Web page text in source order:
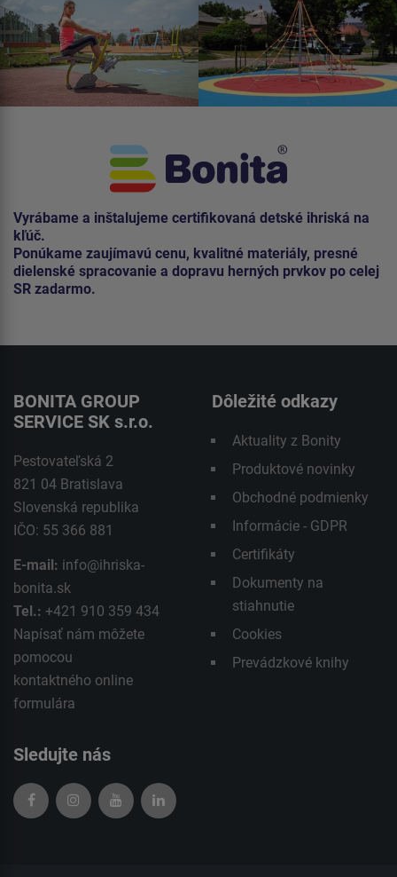
Vyrábame a inštalujeme certifikovaná detské ihriská na
kľúč.
Ponúkame zaujímavú cenu, kvalitné materiály, presné
dielenské spracovanie a dopravu herných prvkov po celej
SR zadarmo.
BONITA GROUP
SERVICE SK s.r.o.
Pestovateľská 2
821 04 Bratislava
Slovenská republika
IČO: 55 366 881
E-mail: info@ihriska-
bonita.sk
Tel.: +421 910 359 434
Napísať nám môžete
pomocou
kontaktného online
formulára
Dôležité odkazy
Aktuality z Bonity
Produktové novinky
Obchodné podmienky
Informácie - GDPR
Certifikáty
Dokumenty na
stiahnutie
Cookies
Prevádzkové knihy
Sledujte nás